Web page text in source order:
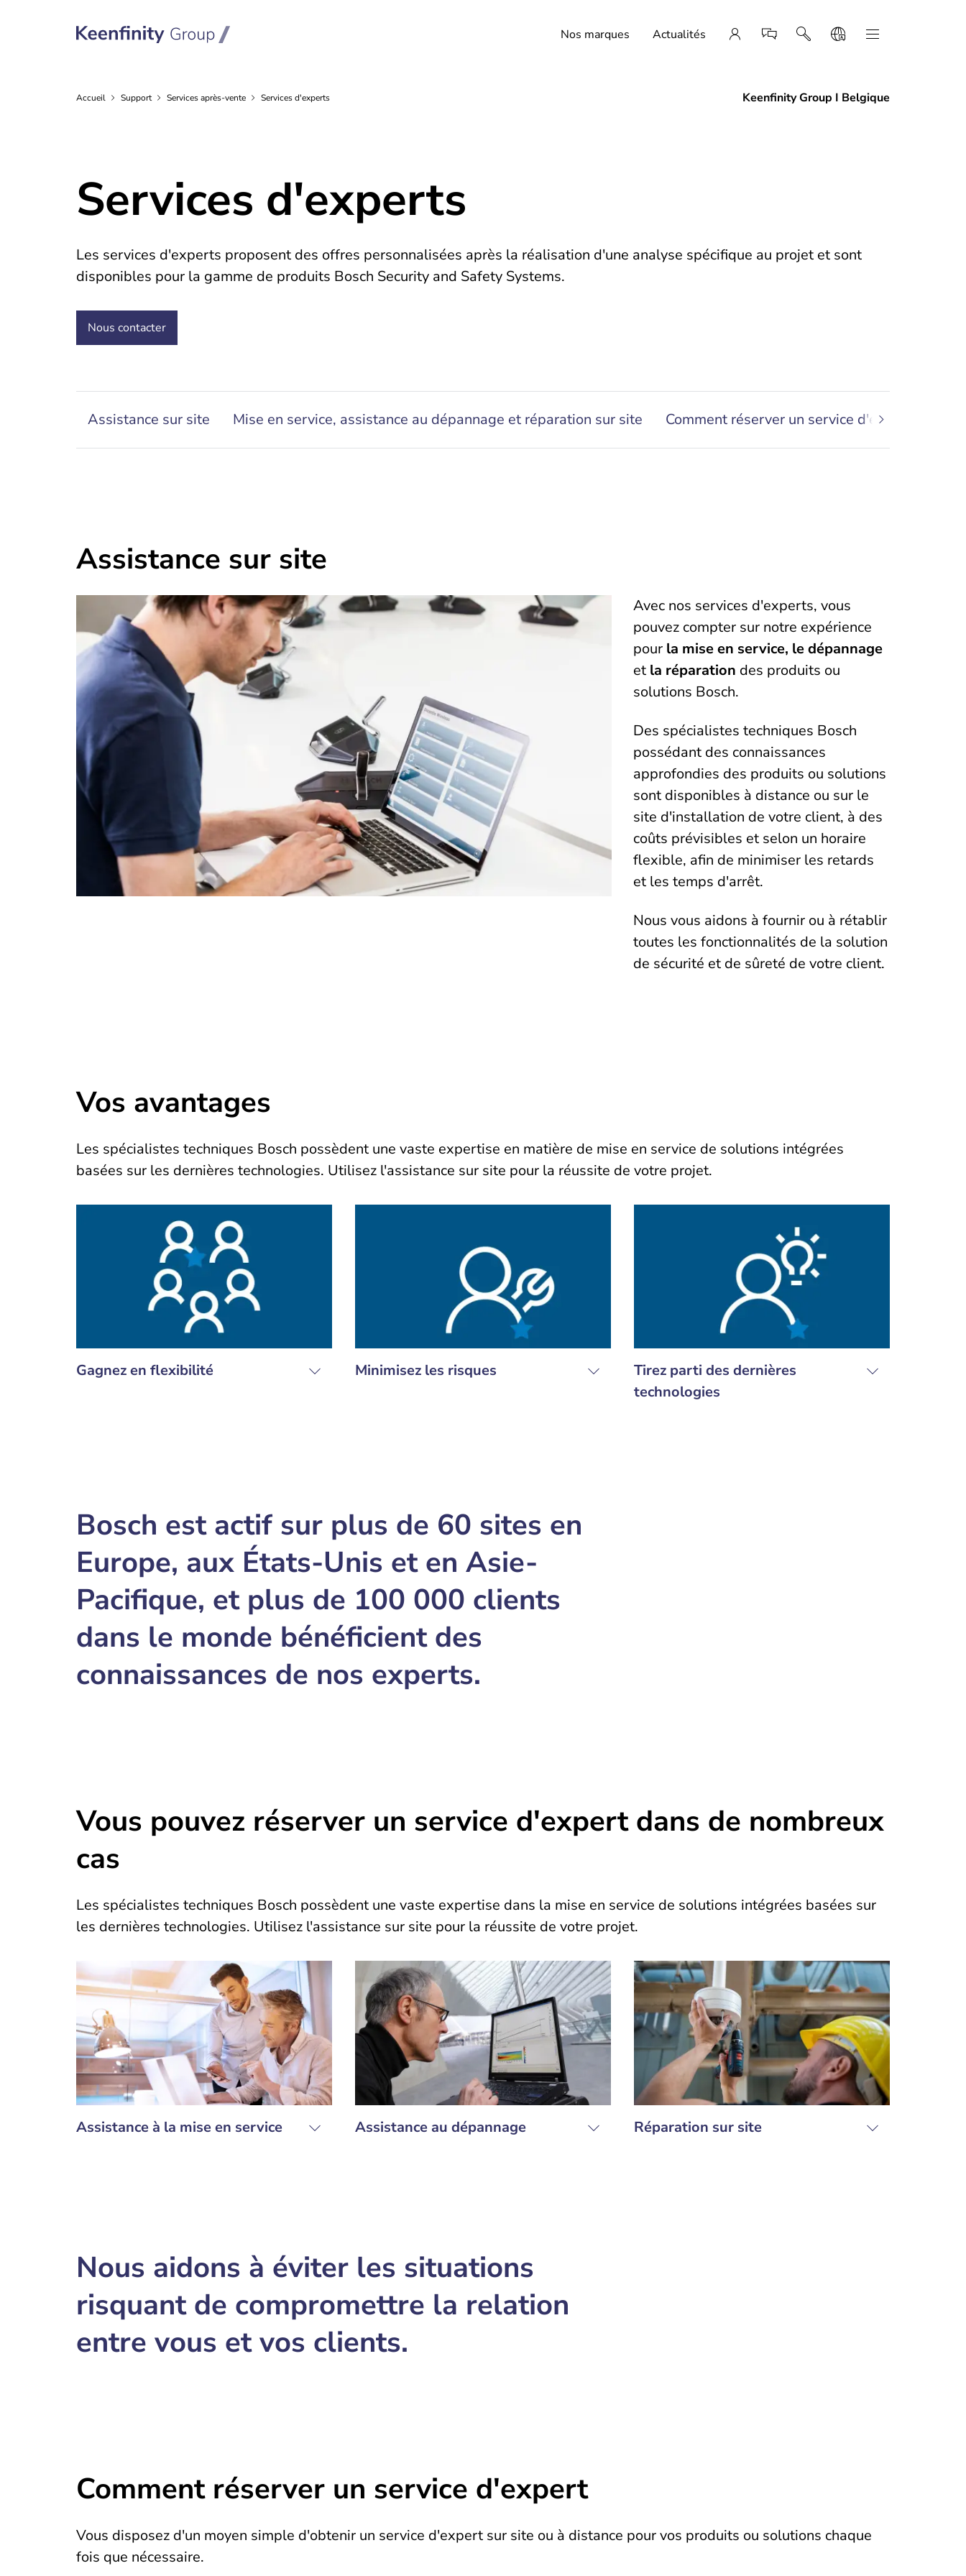
Nos marques Actualités
Accueil Support Servicesaprès-vente Services d'experts Keenfinity Group I Belgique
Services d'experts
Les services d'experts proposent des offres personnalisées après la réalisation d'une analyse spécifique au projet et sont
disponibles pour la gamme de produits Bosch Security and Safety Systems.
Nous contacter
Assistance sur site Mise en service, assistance au dépannage et réparation sur site Comment réserver un service d'expert
Assistance sur site
Avec nos services d'experts, vous
pouvez compter sur notre expérience
pour la mise en service, le dépannage
et la réparation des produits ou
solutions Bosch.
Des spécialistes techniques Bosch
possédant des connaissances
approfondies des produits ou solutions
sont disponibles à distance ou sur le
site d'installation de votre client, à des
coûts prévisibles et selon un horaire
flexible, afin de minimiser les retards
et les temps d'arrêt.
Nous vous aidons à fournir ou à rétablir
toutes les fonctionnalités de la solution
de sécurité et de sûreté de votre client.
Vos avantages
Les spécialistes techniques Bosch possèdent une vaste expertise en matière de mise en service de solutions intégrées
basées sur les dernières technologies. Utilisez l'assistance sur site pour la réussite de votre projet.
Gagnez en flexibilité Minimisez les risques
Tirez parti des dernières
technologies
Bosch est actif sur plus de 60 sites en
Europe, aux États-Unis et en Asie-
Pacifique, et plus de 100 000 clients
dans le monde bénéficient des
connaissances de nos experts.
Vous pouvez réserver un service d'expert dans de nombreux
cas
Les spécialistes techniques Bosch possèdent une vaste expertise dans la mise en service de solutions intégrées basées sur
les dernières technologies. Utilisez l'assistance sur site pour la réussite de votre projet.
Assistance à la mise en service Assistance au dépannage Réparation sur site
Nous aidons à éviter les situations
risquant de compromettre la relation
entre vous et vos clients.
Comment réserver un service d'expert
Vous disposez d'un moyen simple d'obtenir un service d'expert sur site ou à distance pour vos produits ou solutions chaque
fois que nécessaire.